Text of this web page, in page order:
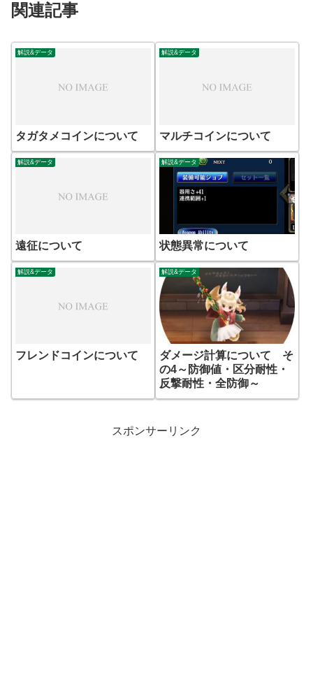
関連記事
解説&データ
タガタメコインについて
解説&データ
マルチコインについて
解説&データ
遠征について
解説&データ
状態異常について
解説&データ
フレンドコインについて
解説&データ
ダメージ計算について そ
の4～防御値・区分耐性・
反撃耐性・全防御～
スポンサーリンク